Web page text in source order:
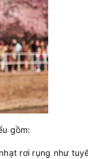
gồm:
rơi rụng như